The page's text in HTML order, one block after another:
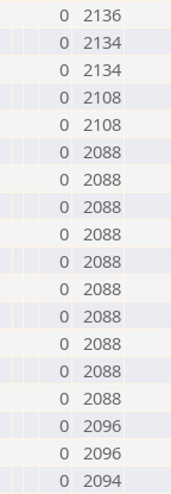
0 2136
0 2134
0 2134
0 2108
0 2108
0 2088
0 2088
0 2088
0 2088
0 2088
0 2088
0 2088
0 2088
0 2088
0 2088
0 2096
0 2096
0 2094